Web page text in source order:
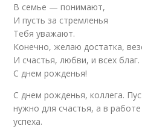
В семье — понимают,
И пусть за стремленья
Тебя уважают.
Конечно, желаю достатка,
И счастья, любви, и всех благ.
С днем рожденья!
С днем рожденья, коллега.
нужно для счастья, а в
успеха.